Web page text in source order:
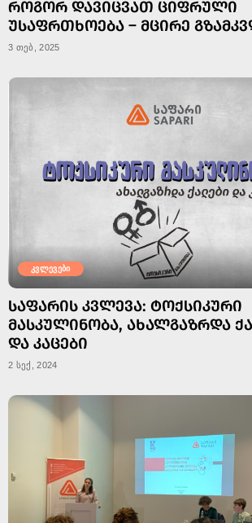
ᲠᲝᲒᲝᲠ ᲓᲐᲕᲘᲪᲕᲐᲗ ᲪᲘᲤᲠᲣᲚᲘ
ᲣᲡᲐᲤᲠᲗᲮᲝᲔᲑᲐ – ᲛᲪᲘᲠᲔ
3 თებ, 2025
კვლევები
ᲡᲐᲤᲐᲠᲘᲡ ᲙᲕᲚᲔᲕᲐ: ᲢᲝᲥᲡᲘᲙᲣᲠᲘ
ᲛᲐᲡᲙᲣᲚᲘᲜᲝᲑᲐ, ᲐᲮᲐᲚᲒᲐᲖᲠᲓᲐ
ᲓᲐ ᲙᲐᲪᲔᲑᲘ
2 სექ, 2024